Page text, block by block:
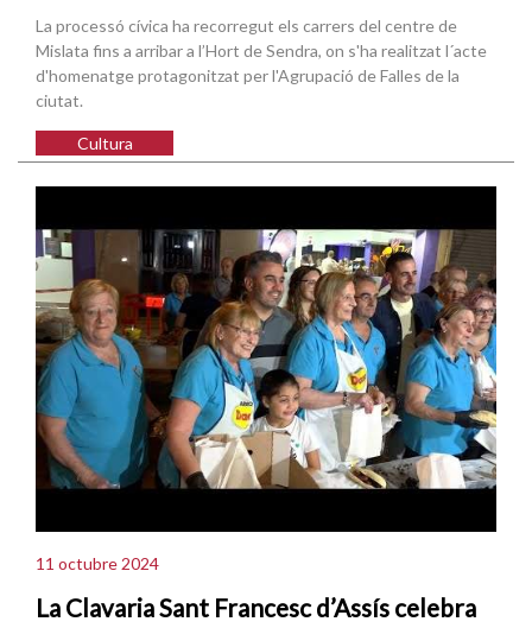
La processó cívica ha recorregut els carrers del centre de
Mislata fins a arribar a l’Hort de Sendra, on s'ha realitzat l´acte
d'homenatge protagonitzat per l'Agrupació de Falles de la
ciutat.
Cultura
11 octubre 2024
La Clavaria Sant Francesc d’Assís celebra